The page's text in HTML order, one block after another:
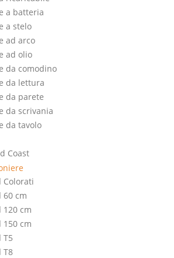
a batteria
a stelo
ad arco
ad olio
da comodino
da lettura
da parete
da scrivania
da tavolo
Coast
Colorati
60 cm
120 cm
150 cm
T5
T8